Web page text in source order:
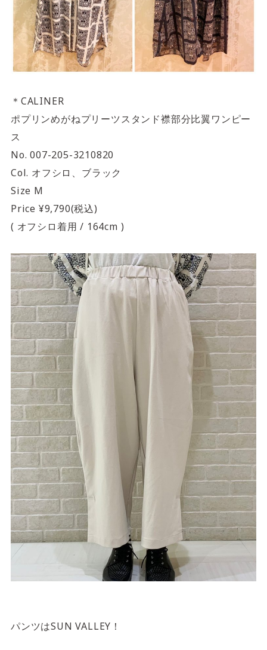
＊CALINER
ポプリンめがねプリーツスタンド襟部分比翼ワンピー
ス
No. 007-205-3210820
Col. オフシロ、ブラック
Size M
Price ¥9,790(税込)
( オフシロ着用 / 164cm )
パンツはSUN VALLEY！